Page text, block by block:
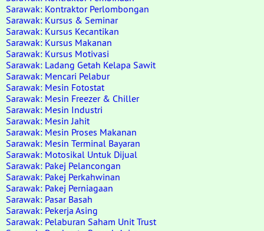
Sarawak: Kontraktor Perlombongan
Sarawak: Kursus & Seminar
Sarawak: Kursus Kecantikan
Sarawak: Kursus Makanan
Sarawak: Kursus Motivasi
Sarawak: Ladang Getah Kelapa Sawit
Sarawak: Mencari Pelabur
Sarawak: Mesin Fotostat
Sarawak: Mesin Freezer & Chiller
Sarawak: Mesin Industri
Sarawak: Mesin Jahit
Sarawak: Mesin Proses Makanan
Sarawak: Mesin Terminal Bayaran
Sarawak: Motosikal Untuk Dijual
Sarawak: Pakej Pelancongan
Sarawak: Pakej Perkahwinan
Sarawak: Pakej Perniagaan
Sarawak: Pasar Basah
Sarawak: Pekerja Asing
Sarawak: Pelaburan Saham Unit Trust